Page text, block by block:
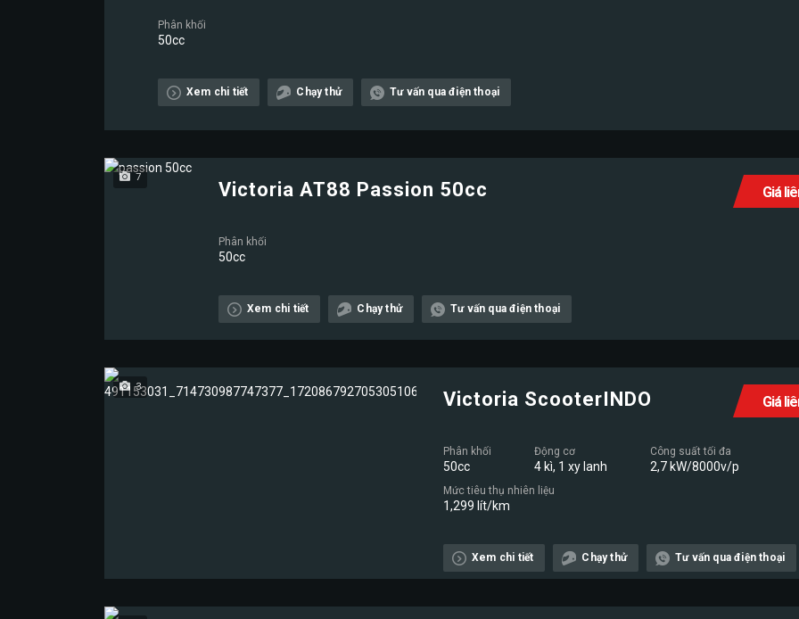
Phân khối
50cc
Xem chi tiết Chạy thử Tư vấn qua điện thoại
7
Giá
Victoria AT88 Passion 50cc
Phân khối
50cc
Xem chi tiết Chạy thử Tư vấn qua điện thoại
3
Giá
Victoria ScooterINDO
Phân khối
50cc
Động cơ
4 kì, 1 xy lanh
Công suất tối đa
2,7 kW/8000v/p
Mức tiêu thụ nhiên liệu
1,299 lít/km
Xem chi tiết Chạy thử Tư vấn qua điện thoại